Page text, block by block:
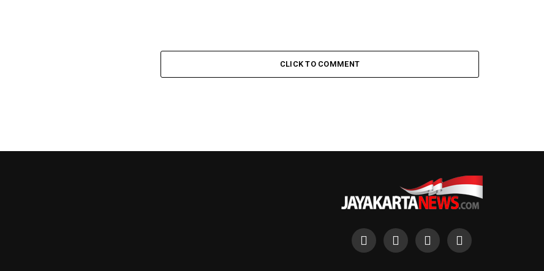
CLICK TO COMMENT